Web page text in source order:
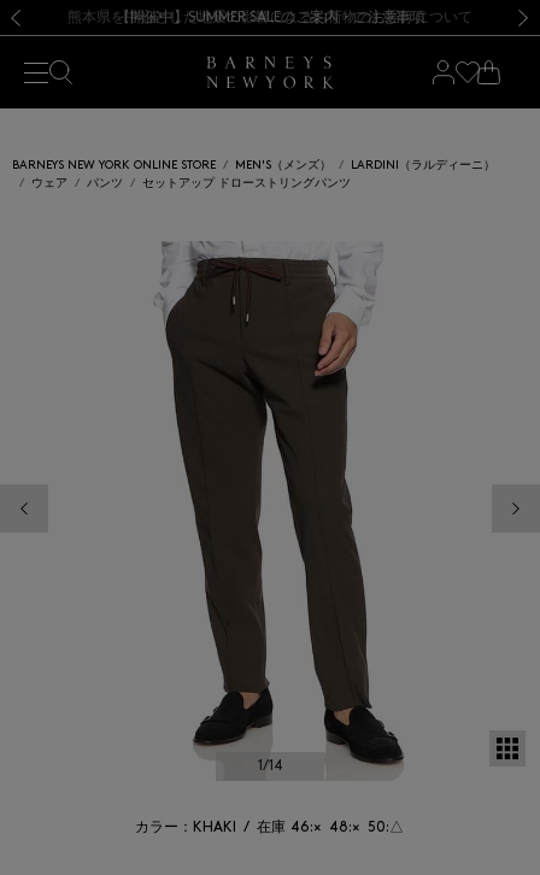
新規登録のお客様も対象！＜MY BARNEYS＞会員のお客様は11,000円（税込）以上のお買上げで常時送料無料！お買い物の際は会員登録を！
【夏季休業に伴う返品・交換承り一時停止のお知らせ】（2026.8.5）
熊本県を中心とした地震の影響によるお荷物のお届けについて
【開催中】SUMMER SALEのご案内・ご注意事項 新規登録のお客様も対象！＜MY BARNEYS＞会員のお客様は11,000円（税込）以上のお買上げで常時送料無料！お買い物の際は会員登録を！
【夏季休業に伴う返品・交換承り一時停止のお知らせ】（2026.8.5）
BARNEYS NEW YORK ONLINE STORE MEN'S（メンズ）
LARDINI（ラルディーニ）
ウェア
パンツ セットアップ ドローストリングパンツ
1/14
カラー：KHAKI / 在庫 46:× 48:× 50:△